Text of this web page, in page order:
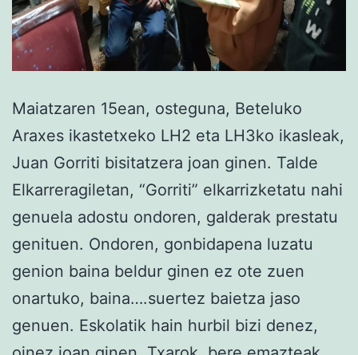
Maiatzaren 15ean, osteguna, Beteluko
Araxes ikastetxeko LH2 eta LH3ko ikasleak,
Juan Gorriti bisitatzera joan ginen. Talde
Elkarreragiletan, “Gorriti” elkarrizketatu nahi
genuela adostu ondoren, galderak prestatu
genituen. Ondoren, gonbidapena luzatu
genion baina beldur ginen ez ote zuen
onartuko, baina….suertez baietza jaso
genuen. Eskolatik hain hurbil bizi denez,